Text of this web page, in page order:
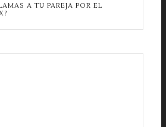
A TU PAREJA POR EL